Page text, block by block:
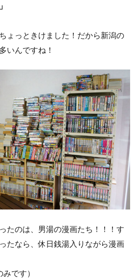
ょっときけました！だから新潟の
いんですね！
たのは、男湯の漫画たち！！！す
たなら、休日銭湯入りながら漫画
です）